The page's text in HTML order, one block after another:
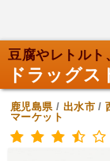
豆腐やレトルト
ドラッグス
鹿児島県/ 出水市/
マーケット